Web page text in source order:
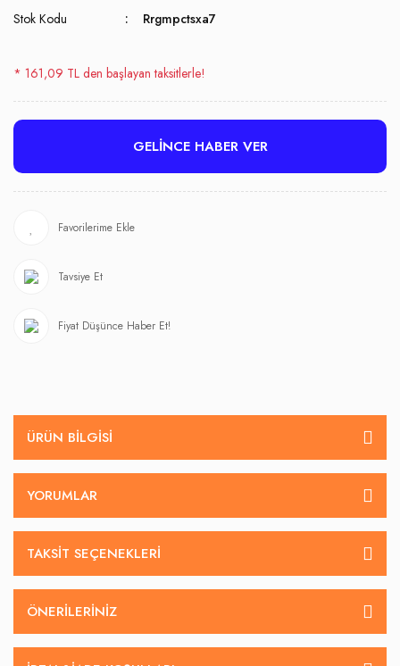
Stok Kodu Rrgmpctsxa7
* 161,09 TL den başlayan taksitlerle!
GELİNCE HABER VER
Tavsiye Et
Fiyat Düşünce Haber Et!
ÜRÜN BILGISI
YORUMLAR
TAKSIT SEÇENEKLERI
ÖNERILERINIZ